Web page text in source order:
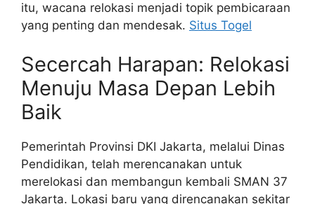
itu, wacana relokasi menjadi topik pembicaraan
yang penting dan mendesak. Situs Togel
Secercah Harapan: Relokasi
Menuju Masa Depan Lebih
Baik
Pemerintah Provinsi DKI Jakarta, melalui Dinas
Pendidikan, telah merencanakan untuk
merelokasi dan membangun kembali SMAN 37
Jakarta. Lokasi baru yang direncanakan sekitar